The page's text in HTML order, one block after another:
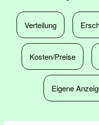
Verteilung
Kosten/Preise
Eigene